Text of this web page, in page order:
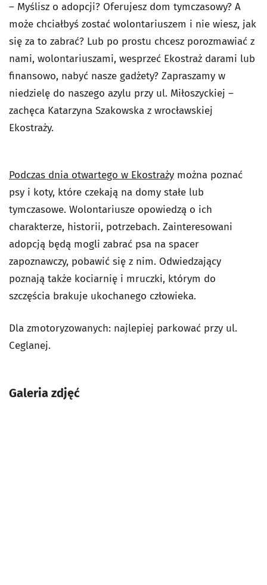
– Myślisz o adopcji? Oferujesz dom tymczasowy? A
może chciałbyś zostać wolontariuszem i nie wiesz, jak
się za to zabrać? Lub po prostu chcesz porozmawiać z
nami, wolontariuszami, wesprzeć Ekostraż darami lub
finansowo, nabyć nasze gadżety? Zapraszamy w
niedzielę do naszego azylu przy ul. Miłoszyckiej –
zachęca Katarzyna Szakowska z wrocławskiej
Ekostraży.
Podczas dnia otwartego w Ekostraży można poznać
psy i koty, które czekają na domy stałe lub
tymczasowe. Wolontariusze opowiedzą o ich
charakterze, historii, potrzebach. Zainteresowani
adopcją będą mogli zabrać psa na spacer
zapoznawczy, pobawić się z nim. Odwiedzający
poznają także kociarnię i mruczki, którym do
szczęścia brakuje ukochanego człowieka.
Dla zmotoryzowanych: najlepiej parkować przy ul.
Ceglanej.
Galeria zdjęć